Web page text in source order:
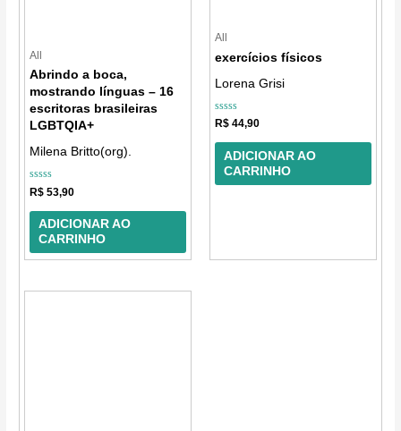
All
Abrindo a boca,
mostrando línguas – 16
escritoras brasileiras
LGBTQIA+
Milena Britto(org).
Avaliação
0
de
R$ 53,90
ADICIONAR AO
CARRINHO
All
exercícios físicos
Lorena Grisi
Avaliação
de
R$ 44,90
ADICIONAR AO
CARRINHO